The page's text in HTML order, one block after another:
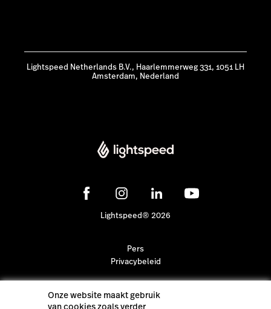
Lightspeed Netherlands B.V., Haarlemmerweg 331, 1051 LH
Amsterdam, Nederland
Lightspeed® 2026
Pers
Privacybeleid
Onze website maakt gebruik